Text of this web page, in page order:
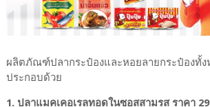
ผลิตภัณฑ์ปลากระป๋องและหอยลายกระป๋องทั้ง
ประกอบด้วย
1. ปลาแมคเคอเรลทอดในซอสสามรส ราคา